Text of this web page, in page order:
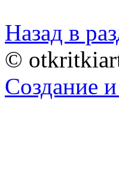
Назад в
©
Создание